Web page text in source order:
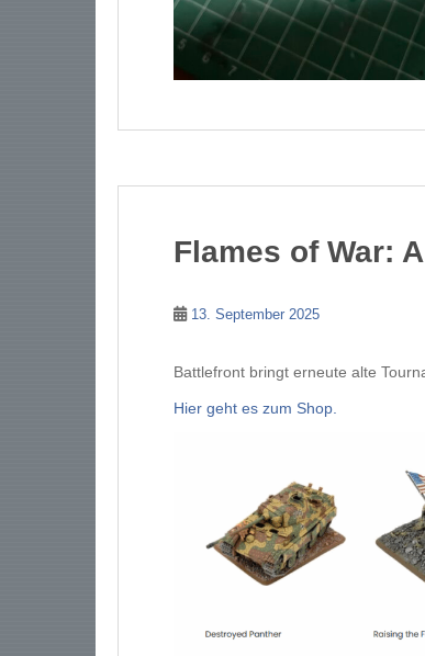
Flames of War:
13. September 2025
Battlefront bringt erneute alte
Hier geht es zum Shop.